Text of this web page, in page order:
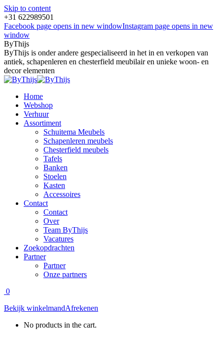
Skip to content
+31 622989501
Facebook page opens in new windowInstagram page opens in new
window
ByThijs
ByThijs is onder andere gespecialiseerd in het in en verkopen van
antiek, schapenleren en chesterfield meubilair en unieke woon- en
decor elementen
Home
Webshop
Verhuur
Assortiment
Schuitema Meubels
Schapenleren meubels
Chesterfield meubels
Tafels
Banken
Stoelen
Kasten
Accessoires
Contact
Contact
Over
Team ByThijs
Vacatures
Zoekopdrachten
Partner
Partner
Onze partners
0
Bekijk winkelmandAfrekenen
No products in the cart.